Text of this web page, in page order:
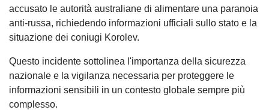
accusato le autorità australiane di alimentare una paranoia
anti-russa, richiedendo informazioni ufficiali sullo stato e la
situazione dei coniugi Korolev.
Questo incidente sottolinea l'importanza della sicurezza
nazionale e la vigilanza necessaria per proteggere le
informazioni sensibili in un contesto globale sempre più
complesso.